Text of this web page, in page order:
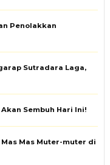
Penolakkan
Sutradara Laga,
Sembuh Hari Ini!
Mas Muter-muter di